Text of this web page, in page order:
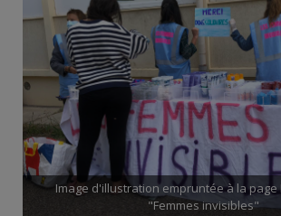
Image d'illustration empruntée à la page
"Femmes invisibles"